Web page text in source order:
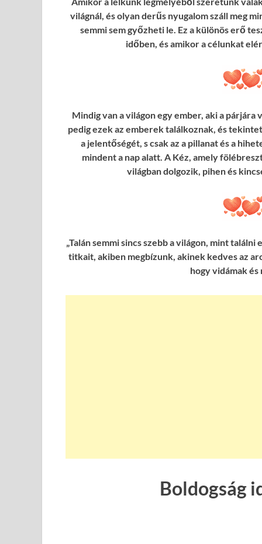
világnál, és olyan derűs nyugalom száll meg
semmi sem győzheti le. Ez a különös erő
időben, és amikor a célunkat
Mindig van a világon egy ember, aki a
pedig ezek az emberek találkoznak, és
a jelentőségét, s csak az a pillanat és a
mindent a nap alatt. A Kéz, amely
világban dolgozik, pihen és
„Talán semmi sincs szebb a világon, mint
titkait, akiben megbízunk, akinek kedves az
hogy vidámak és
Boldogság